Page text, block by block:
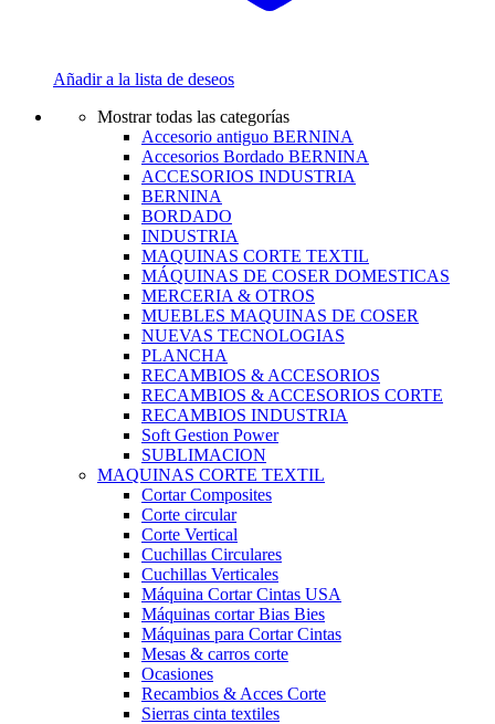
Añadir a la lista de deseos
Mostrar todas las categorías
Accesorio antiguo BERNINA
Accesorios Bordado BERNINA
ACCESORIOS INDUSTRIA
BERNINA
BORDADO
INDUSTRIA
MAQUINAS CORTE TEXTIL
MÁQUINAS DE COSER DOMESTICAS
MERCERIA & OTROS
MUEBLES MAQUINAS DE COSER
NUEVAS TECNOLOGIAS
PLANCHA
RECAMBIOS & ACCESORIOS
RECAMBIOS & ACCESORIOS CORTE
RECAMBIOS INDUSTRIA
Soft Gestion Power
SUBLIMACION
MAQUINAS CORTE TEXTIL
Cortar Composites
Corte circular
Corte Vertical
Cuchillas Circulares
Cuchillas Verticales
Máquina Cortar Cintas USA
Máquinas cortar Bias Bies
Máquinas para Cortar Cintas
Mesas & carros corte
Ocasiones
Recambios & Acces Corte
Sierras cinta textiles